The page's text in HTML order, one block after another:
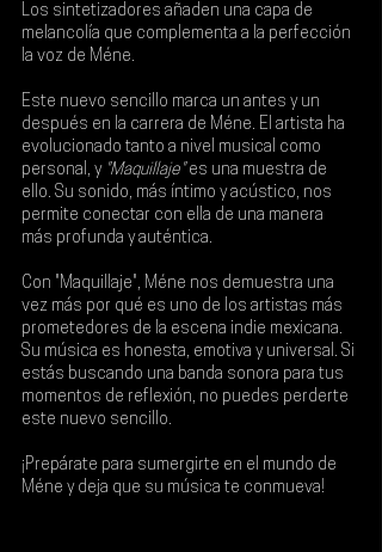
Los sintetizadores añaden una capa de
melancolía que complementa a la perfección
la voz de Méne.
Este nuevo sencillo marca un antes y un
después en la carrera de Méne. El artista ha
evolucionado tanto a nivel musical como
personal, y "Maquillaje" es una muestra de
ello. Su sonido, más íntimo y acústico, nos
permite conectar con ella de una manera
más profunda y auténtica.
Con "Maquillaje", Méne nos demuestra una
vez más por qué es uno de los artistas más
prometedores de la escena indie mexicana.
Su música es honesta, emotiva y universal. Si
estás buscando una banda sonora para tus
momentos de reflexión, no puedes perderte
este nuevo sencillo.
¡Prepárate para sumergirte en el mundo de
Méne y deja que su música te conmueva!